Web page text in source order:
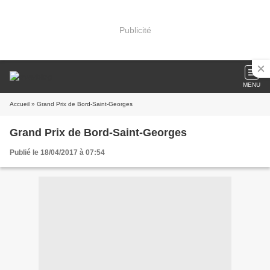
Publicité
MENU
Accueil » Grand Prix de Bord-Saint-Georges
Grand Prix de Bord-Saint-Georges
Publié le 18/04/2017 à 07:54